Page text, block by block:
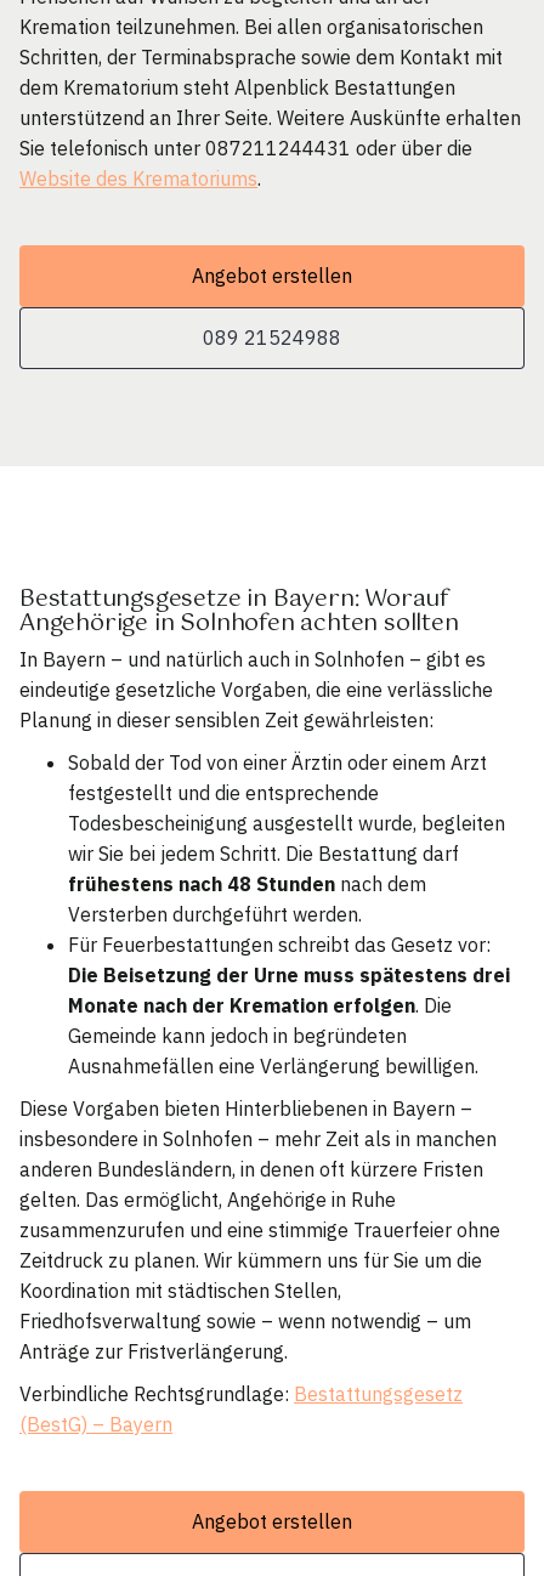
Kremation teilzunehmen. Bei allen organisatorischen
Schritten, der Terminabsprache sowie dem Kontakt mit
dem Krematorium steht Alpenblick Bestattungen
unterstützend an Ihrer Seite. Weitere Auskünfte erhalten
Sie telefonisch unter 087211244431 oder über die
Website des Krematoriums.
Angebot erstellen
089 21524988
Bestattungsgesetze in Bayern: Worauf
Angehörige in Solnhofen achten sollten
In Bayern – und natürlich auch in Solnhofen – gibt es
eindeutige gesetzliche Vorgaben, die eine verlässliche
Planung in dieser sensiblen Zeit gewährleisten:
Sobald der Tod von einer Ärztin oder einem Arzt
festgestellt und die entsprechende
Todesbescheinigung ausgestellt wurde, begleiten
wir Sie bei jedem Schritt. Die Bestattung darf
frühestens nach 48 Stunden nach dem
Versterben durchgeführt werden.
Für Feuerbestattungen schreibt das Gesetz vor:
Die Beisetzung der Urne muss spätestens drei
Monate nach der Kremation erfolgen. Die
Gemeinde kann jedoch in begründeten
Ausnahmefällen eine Verlängerung bewilligen.
Diese Vorgaben bieten Hinterbliebenen in Bayern –
insbesondere in Solnhofen – mehr Zeit als in manchen
anderen Bundesländern, in denen oft kürzere Fristen
gelten. Das ermöglicht, Angehörige in Ruhe
zusammenzurufen und eine stimmige Trauerfeier ohne
Zeitdruck zu planen. Wir kümmern uns für Sie um die
Koordination mit städtischen Stellen,
Friedhofsverwaltung sowie – wenn notwendig – um
Anträge zur Fristverlängerung.
Verbindliche Rechtsgrundlage: Bestattungsgesetz
(BestG) – Bayern
Angebot erstellen